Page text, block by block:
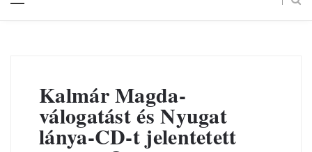
Kalmár Magda-
válogatást és Nyugat
lánya-CD-t jelentetett